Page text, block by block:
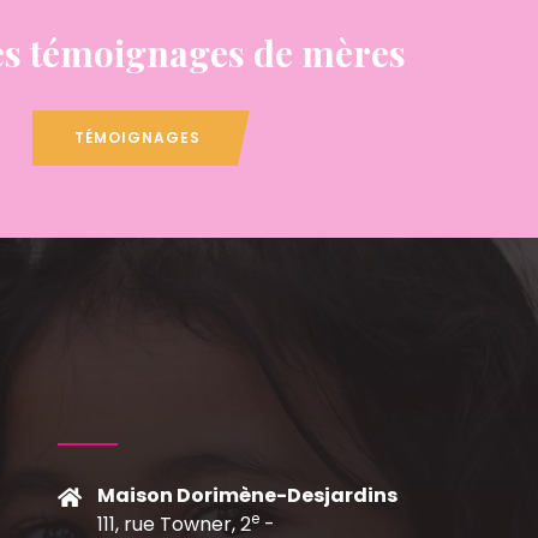
témoignages de mères
TÉMOIGNAGES
Maison Dorimène-Desjardins
111, rue Towner, 2e -